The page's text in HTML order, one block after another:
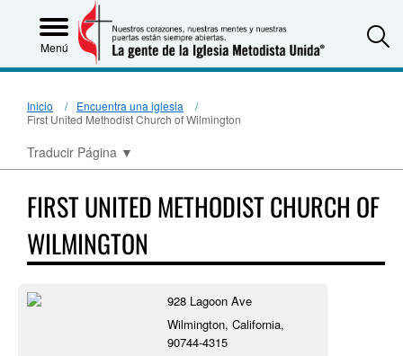
Menú
Inicio
Encuentra una iglesia
First United Methodist Church of Wilmington
Traducir Página ▼
FIRST UNITED METHODIST CHURCH OF
WILMINGTON
928 Lagoon Ave
Wilmington, California,
90744-4315